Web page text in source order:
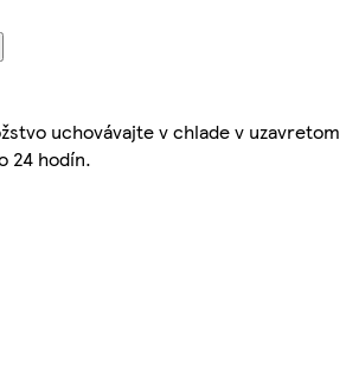
uchovávajte v chlade v uzavretom
24 hodín.